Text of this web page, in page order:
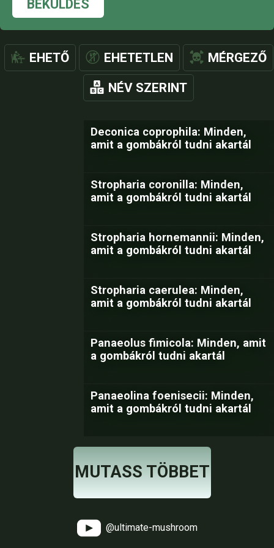
BEKÜLDÉS
EHETŐ EHETETLEN MÉRGEZŐ
NÉV SZERINT
Deconica coprophila: Minden,
amit a gombákról tudni akartál
Stropharia coronilla: Minden,
amit a gombákról tudni akartál
Stropharia hornemannii: Minden,
amit a gombákról tudni akartál
Stropharia caerulea: Minden,
amit a gombákról tudni akartál
Panaeolus fimicola: Minden, amit
a gombákról tudni akartál
Panaeolina foenisecii: Minden,
amit a gombákról tudni akartál
MUTASS TÖBBET
@ultimate-mushroom